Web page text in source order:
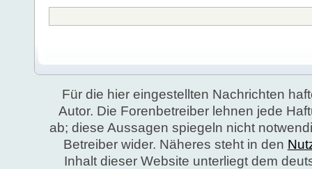
Für die hier eingestellten Nachrichten
Autor. Die Forenbetreiber lehnen jede
ab; diese Aussagen spiegeln nicht
Betreiber wider. Näheres steht in den
Inhalt dieser Website unterliegt dem